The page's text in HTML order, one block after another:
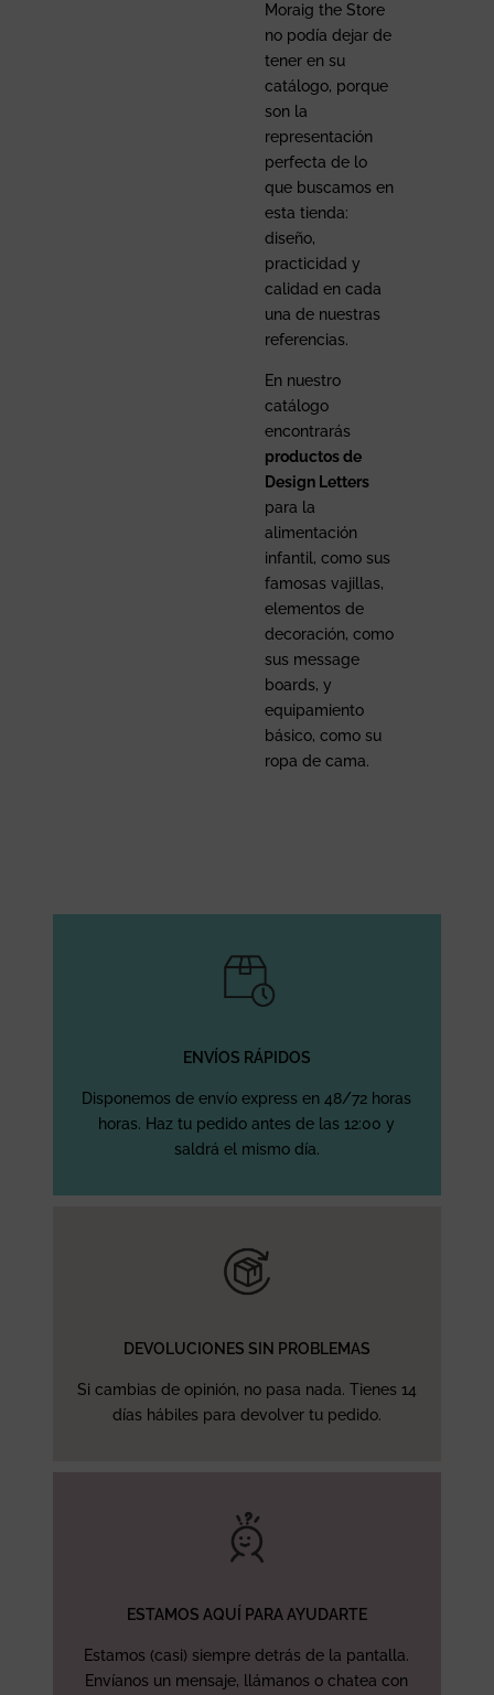
Moraig the Store
no podía dejar de
tener en su
catálogo, porque
son la
representación
perfecta de lo
que buscamos en
esta tienda:
diseño,
practicidad y
calidad en cada
una de nuestras
referencias.
En nuestro
catálogo
encontrarás
productos de
Design Letters
para la
alimentación
infantil, como sus
famosas vajillas,
elementos de
decoración, como
sus message
boards, y
equipamiento
básico, como su
ropa de cama.
ENVÍOS RÁPIDOS
Disponemos de envío express en 48/72 horas
horas. Haz tu pedido antes de las 12:00 y
saldrá el mismo día.
DEVOLUCIONES SIN PROBLEMAS
Si cambias de opinión, no pasa nada. Tienes 14
días hábiles para devolver tu pedido.
ESTAMOS AQUÍ PARA AYUDARTE
Estamos (casi) siempre detrás de la pantalla.
Envíanos un mensaje, llámanos o chatea con